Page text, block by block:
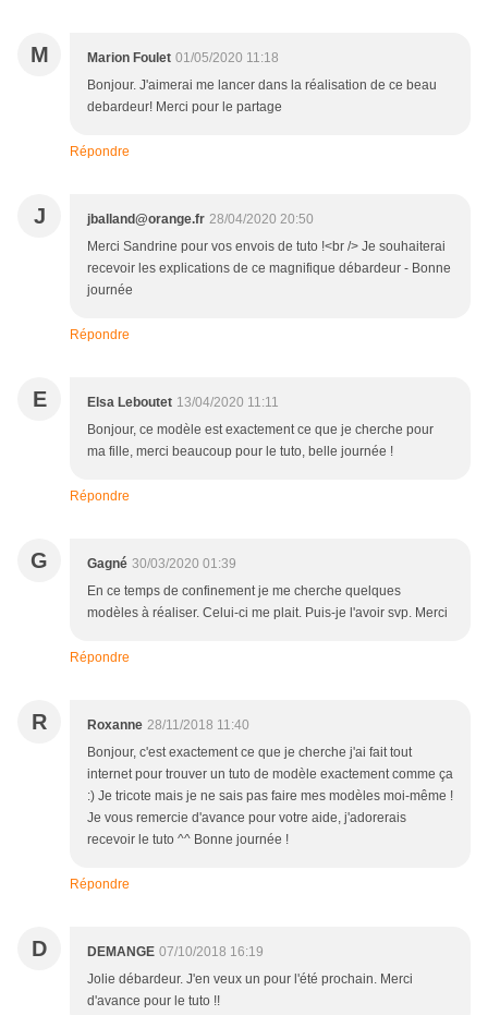
M Marion Foulet 01/05/2020 11:18
Bonjour. J'aimerai me lancer dans la réalisation de ce beau
debardeur! Merci pour le partage
Répondre
J jballand@orange.fr 28/04/2020 20:50
Merci Sandrine pour vos envois de tuto !<br /> Je souhaiterai
recevoir les explications de ce magnifique débardeur - Bonne
journée
Répondre
E Elsa Leboutet 13/04/2020 11:11
Bonjour, ce modèle est exactement ce que je cherche pour
ma fille, merci beaucoup pour le tuto, belle journée !
Répondre
G Gagné 30/03/2020 01:39
En ce temps de confinement je me cherche quelques
modèles à réaliser. Celui-ci me plait. Puis-je l'avoir svp. Merci
Répondre
R Roxanne 28/11/2018 11:40
Bonjour, c'est exactement ce que je cherche j'ai fait tout
internet pour trouver un tuto de modèle exactement comme ça
:) Je tricote mais je ne sais pas faire mes modèles moi-même !
Je vous remercie d'avance pour votre aide, j'adorerais
recevoir le tuto ^^ Bonne journée !
Répondre
D DEMANGE 07/10/2018 16:19
Jolie débardeur. J'en veux un pour l'été prochain. Merci
d'avance pour le tuto !!